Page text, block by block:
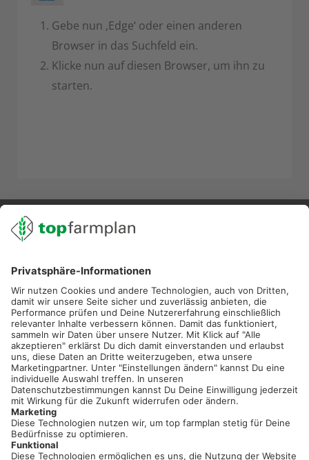
Gebe nun ‚Edge‘ oder einen anderen
Browser in das Suchfeld ein.
Klicke nun auf diesen Browser, um ihn zu
starten.
02501 801 44 84
service@topfarmplan.de
Sei immer auf dem Laufenden!
Neue Features, spannende Tipps und hilfreiche Anleitungen!